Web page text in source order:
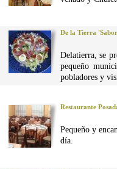
De la Tierra
Delatierra, se
pequeño
pobladores y
Restaurante
Pequeño y
día.